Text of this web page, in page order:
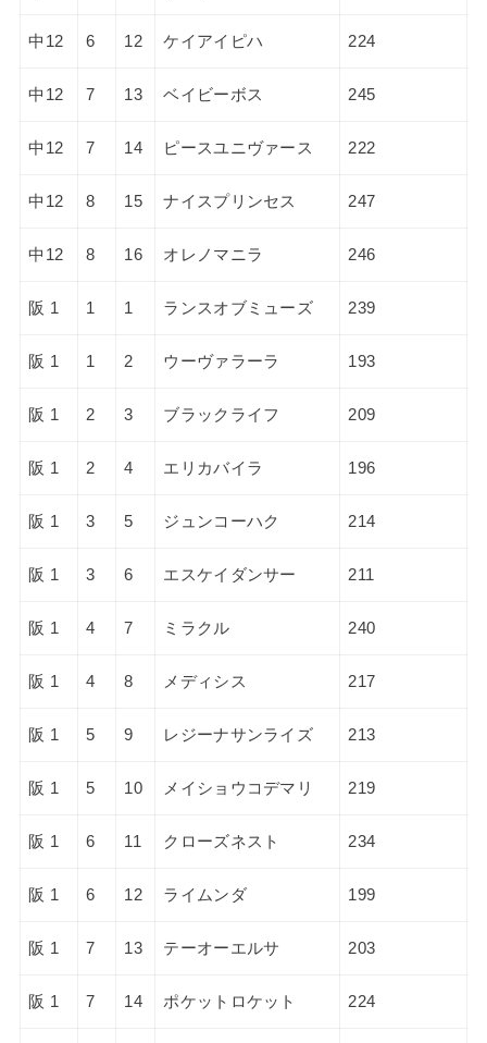
中12 6 12 ケイアイピハ 224
中12 7 13 ベイビーボス 245
中12 7 14 ピースユニヴァース 222
中12 8 15 ナイスプリンセス 247
中12 8 16 オレノマニラ 246
阪 1 1 1 ランスオブミューズ 239
阪 1 1 2 ウーヴァラーラ 193
阪 1 2 3 ブラックライフ 209
阪 1 2 4 エリカバイラ 196
阪 1 3 5 ジュンコーハク 214
阪 1 3 6 エスケイダンサー 211
阪 1 4 7 ミラクル 240
阪 1 4 8 メディシス 217
阪 1 5 9 レジーナサンライズ 213
阪 1 5 10 メイショウコデマリ 219
阪 1 6 11 クローズネスト 234
阪 1 6 12 ライムンダ 199
阪 1 7 13 テーオーエルサ 203
阪 1 7 14 ポケットロケット 224